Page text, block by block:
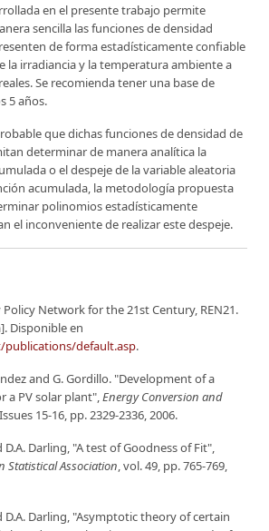
en el presente trabajo permite
sencilla las funciones de densidad
de forma estadísticamente confiable
la irradiancia y la temperatura ambiente a
Se recomienda tener una base de
5 años.
que dichas funciones de densidad de
determinar de manera analítica la
o el despeje de la variable aleatoria
acumulada, la metodología propuesta
polinomios estadísticamente
el inconveniente de realizar este despeje.
Network for the 21st Century, REN21.
Disponible en
default.asp.
and G. Gordillo. "Development of a
a PV solar plant",Energy Conversion and
15-16, pp. 2329-2336, 2006.
D.A. Darling, "A test of Goodness of Fit",
Statistical Association, vol. 49, pp. 765-769,
D.A. Darling, "Asymptotic theory of certain